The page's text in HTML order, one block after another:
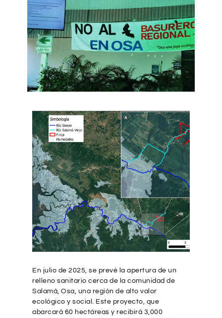
En julio de 2025, se prevé la apertura de un
relleno sanitario cerca de la comunidad de
Salamá, Osa, una región de alto valor
ecológico y social. Este proyecto, que
abarcará 60 hectáreas y recibirá 3,000